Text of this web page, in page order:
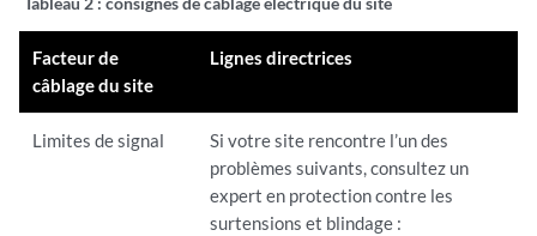
Facteur de
câblage du site
Lignes directrices
Limites de signal
Si votre site rencontre l’un des
problèmes suivants, consultez un
expert en protection contre les
surtensions et blindage :